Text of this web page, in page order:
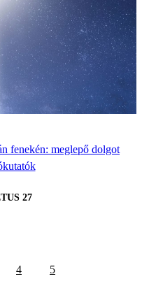
fenekén: meglepő dolgot
27
4 5